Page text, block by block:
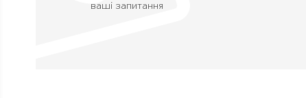
ваші запитання